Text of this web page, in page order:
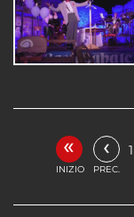
«
INIZIO
‹
PREC.
1